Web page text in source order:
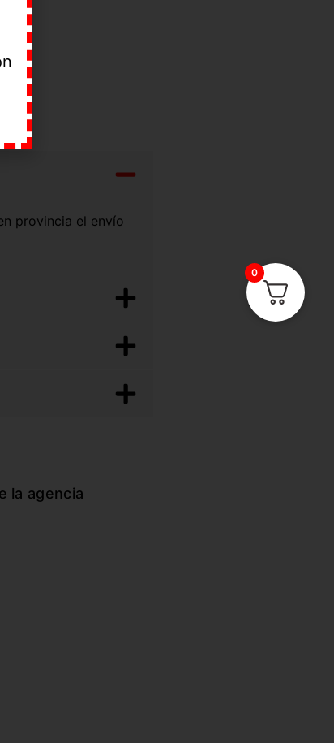
provincia el envío
la agencia
0